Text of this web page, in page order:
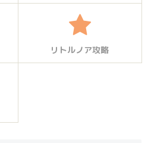
リトルノア攻略